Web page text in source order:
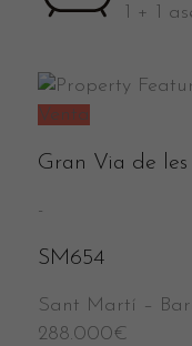
1 + 1
Venta
Gran Via de
-
SM654
Sant Martí –
288.000€